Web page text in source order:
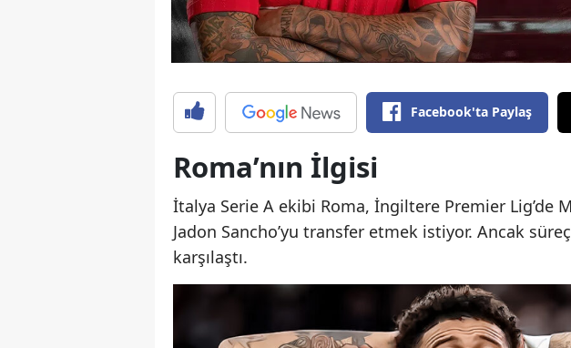
Facebook'ta Paylaş
Roma’nın İlgisi
İtalya Serie A ekibi Roma, İngiltere Premier Lig’de
Jadon Sancho’yu transfer etmek istiyor. Ancak
karşılaştı.